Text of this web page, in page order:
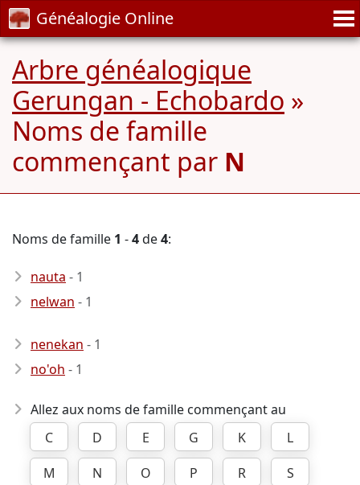
Généalogie Online
Arbre généalogique
Gerungan - Echobardo »
Noms de famille
commençant par N
Noms de famille 1 -4de4:
nauta - 1
nelwan - 1
nenekan - 1
no'oh - 1
Allez aux noms de famille commençant au
C
D E G K
L
M
N O P R
S